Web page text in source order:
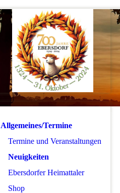
Allgemeines/Termine
Termine und Veranstaltungen
Neuigkeiten
Ebersdorfer Heimattaler
Shop